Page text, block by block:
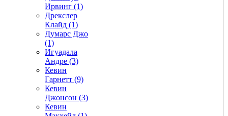
Ирвинг (1)
Дрекслер
Клайд (1)
Думарс Джо
(1)
Игуадала
Андре (3)
Кевин
Гарнетт (9)
Кевин
Джонсон (3)
Кевин